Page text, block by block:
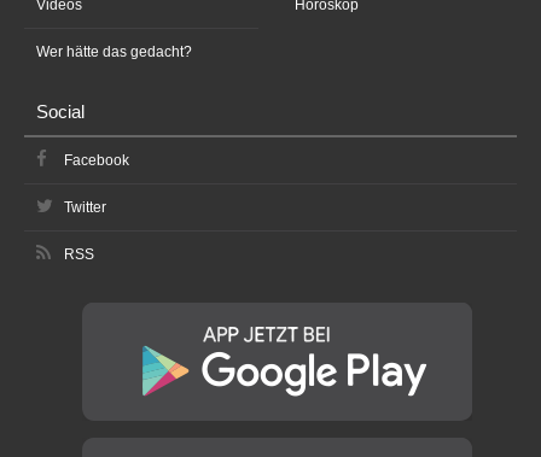
Videos
Wer hätte das gedacht?
Horoskop
Social
Facebook
Twitter
RSS